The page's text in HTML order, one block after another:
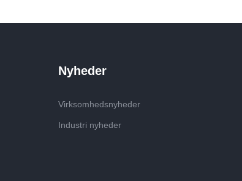
Nyheder
Virksomhedsnyheder
Industri nyheder